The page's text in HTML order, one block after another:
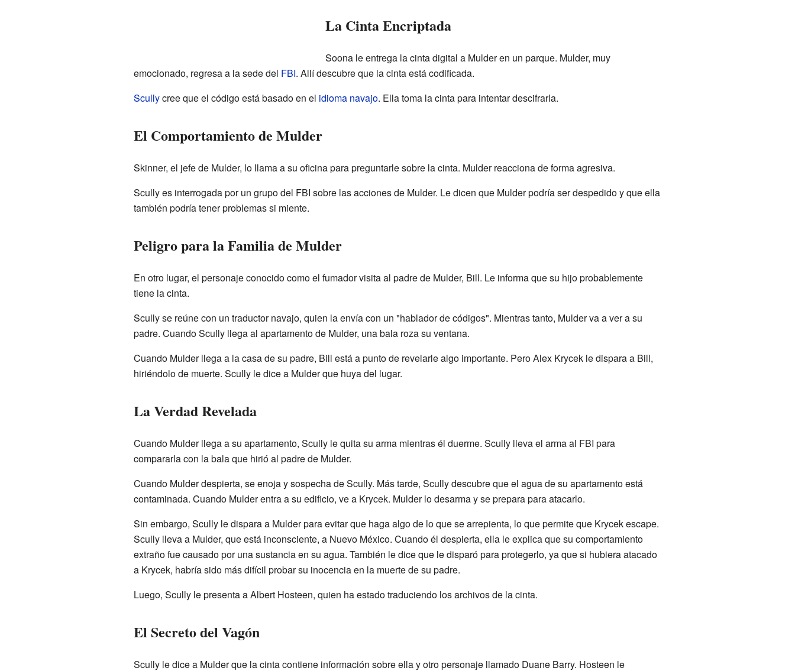
La Cinta Encriptada
Soona le entrega la cinta digital a Mulder en un parque. Mulder, muy
emocionado, regresa a la sede del FBI. Allí descubre que la cinta está codificada.
Scullycree que el código está basado en el idioma navajo. Ella toma la cinta para intentar descifrarla.
El Comportamiento de Mulder
Skinner, el jefe de Mulder, lo llama a su oficina para preguntarle sobre la cinta. Mulder reacciona de forma agresiva.
Scully es interrogada por un grupo del FBI sobre las acciones de Mulder. Le dicen que Mulder podría ser despedido y que ella
también podría tener problemas si miente.
Peligro para la Familia de Mulder
En otro lugar, el personaje conocido como el fumador visita al padre de Mulder, Bill. Le informa que su hijo probablemente
tiene la cinta.
Scully se reúne con un traductor navajo, quien la envía con un "hablador de códigos". Mientras tanto, Mulder va a ver a su
padre. Cuando Scully llega al apartamento de Mulder, una bala roza su ventana.
Cuando Mulder llega a la casa de su padre, Bill está a punto de revelarle algo importante. Pero Alex Krycek le dispara a Bill,
hiriéndolo de muerte. Scully le dice a Mulder que huya del lugar.
La Verdad Revelada
Cuando Mulder llega a su apartamento, Scully le quita su arma mientras él duerme. Scully lleva el arma al FBI para
compararla con la bala que hirió al padre de Mulder.
Cuando Mulder despierta, se enoja y sospecha de Scully. Más tarde, Scully descubre que el agua de su apartamento está
contaminada. Cuando Mulder entra a su edificio, ve a Krycek. Mulder lo desarma y se prepara para atacarlo.
Sin embargo, Scully le dispara a Mulder para evitar que haga algo de lo que se arrepienta, lo que permite que Krycek escape.
Scully lleva a Mulder, que está inconsciente, a Nuevo México. Cuando él despierta, ella le explica que su comportamiento
extraño fue causado por una sustancia en su agua. También le dice que le disparó para protegerlo, ya que si hubiera atacado
a Krycek, habría sido más difícil probar su inocencia en la muerte de su padre.
Luego, Scully le presenta a Albert Hosteen, quien ha estado traduciendo los archivos de la cinta.
El Secreto del Vagón
Scully le dice a Mulder que la cinta contiene información sobre ella y otro personaje llamado Duane Barry. Hosteen le